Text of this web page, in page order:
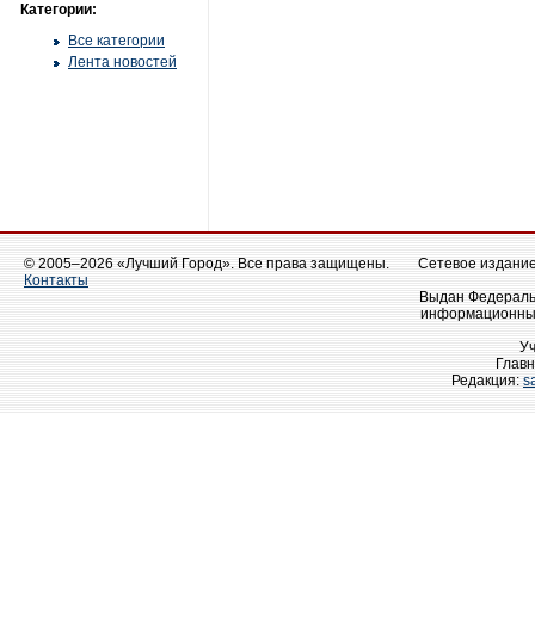
Категории:
Все категории
Лента новостей
© 2005–2026 «Лучший Город». Все права защищены.
Контакты
Сетевое
Выдан
Редакция: